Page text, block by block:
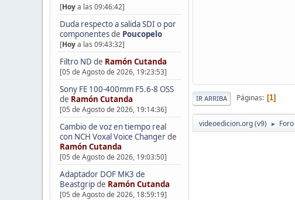
[Hoya las 09:46:42]
Duda respecto a salida SDI o por
componentesde Poucopelo
[Hoya las 09:43:32]
Filtro ND de Ramón Cutanda
[05 de Agosto de 2026, 19:23:53]
Sony FE 100-400mm F5.6-8 OSS
de Ramón Cutanda
[05 de Agosto de 2026, 19:14:36]
Cambio de voz en tiempo real
con NCH Voxal Voice Changerde
Ramón Cutanda
[05 de Agosto de 2026, 19:03:50]
Adaptador DOF MK3 de
Beastgripde Ramón Cutanda
[05 de Agosto de 2026, 18:59:19]
IR ARRIBA Páginas 1
videoedicion.org (v9) ► Foro